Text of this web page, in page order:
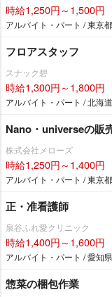
時給1,250円～1,500円
アルバイト・パート / 東京都
フロアスタッフ
スナック碧
時給1,300円～1,800円
アルバイト・パート / 北海道
Nano・universeの販
株式会社メローズ
時給1,250円～1,400円
アルバイト・パート / 東京都
正・准看護師
泉谷ふれ愛クリニック
時給1,400円～1,600円
アルバイト・パート / 愛知県
惣菜の梱包作業